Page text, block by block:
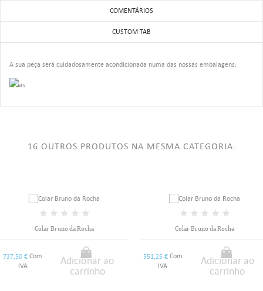
COMENTÁRIOS
CUSTOM TAB
A sua peça será cuidadosamente acondicionada numa das nossas embalagens:
16 OUTROS PRODUTOS NA MESMA CATEGORIA:
Colar Bruno da Rocha
737,50 €Com
IVA
Adicionar ao
carrinho
Colar Bruno da Rocha
551,25 €Com
IVA
Adicionar ao
carrinho